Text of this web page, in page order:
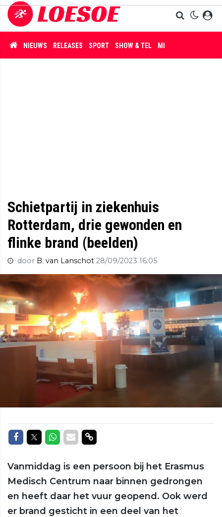
NIEUWS RELEASES SPORT SHOW & TEL MISDAAD
Schietpartij in ziekenhuis
Rotterdam, drie gewonden en
flinke brand (beelden)
door B. van Lanschot 28/09/2023 16:05
Delen op Facebook
Delen op Twitter
Delen op Whatsapp
Delen via Mail
Delen via link
Vanmiddag is een persoon bij het Erasmus
Medisch Centrum naar binnen gedrongen
en heeft daar het vuur geopend. Ook werd
er brand gesticht in een deel van het